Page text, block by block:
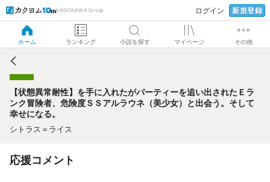
KADOKAWA Group ログイン 新規登録
ホーム ランキング 小説を探す マイページ その他
【状態異常耐性】を手に入れたがパーティーを追い出された
Ｅランク冒険者、危険度ＳＳアルラウネ（美少女）と出会
う。そして幸せになる。
【状態異常耐性】を手に入れたがパーティーを追い出されたＥラ
ンク冒険者、危険度ＳＳアルラウネ（美少女）と出会う。そして
幸せになる。
シトラス＝ライス
応援コメント